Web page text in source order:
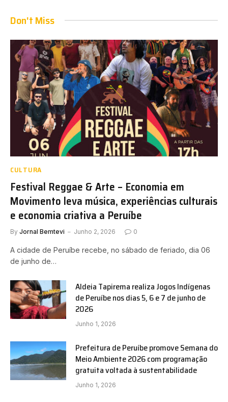
Don't Miss
CULTURA
Festival Reggae & Arte – Economia em
Movimento leva música, experiências culturais
e economia criativa a Peruíbe
By Jornal Bemtevi Junho 2, 2026 0
A cidade de Peruíbe recebe, no sábado de feriado, dia 06
de junho de…
Aldeia Tapirema realiza Jogos Indígenas
de Peruíbe nos dias 5, 6 e 7 de junho de
2026
Junho 1, 2026
Prefeitura de Peruíbe promove Semana do
Meio Ambiente 2026 com programação
gratuita voltada à sustentabilidade
Junho 1, 2026